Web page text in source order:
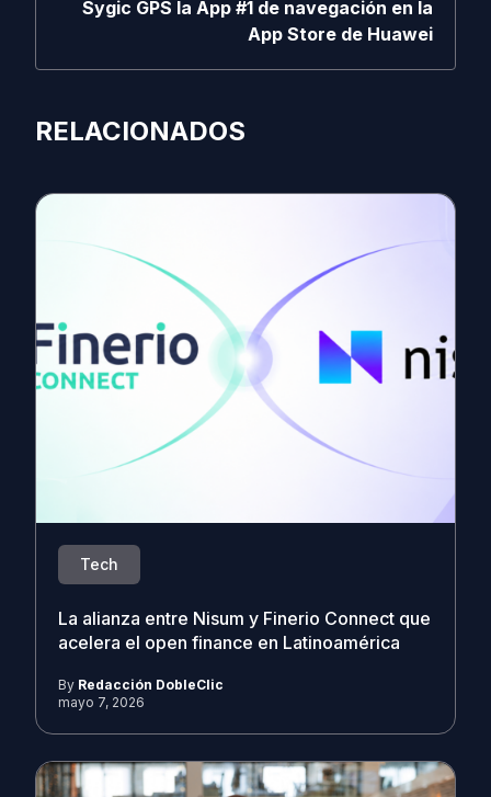
Sygic GPS la App #1 de navegación en la
App Store de Huawei
RELACIONADOS
Tech
La alianza entre Nisum y Finerio Connect que
acelera el open finance en Latinoamérica
By Redacción DobleClic
mayo 7, 2026